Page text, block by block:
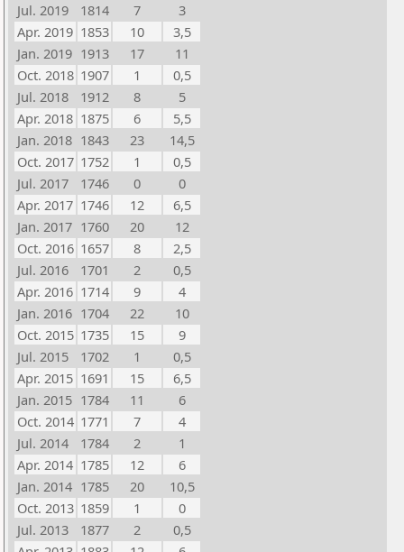
Jul. 2019
1814 7
3
Apr. 2019 1853 10
3,5
Jan. 2019 1913 17
11
Oct. 2018 1907 1
0,5
Jul. 2018
1912 8
5
Apr. 2018 1875 6
5,5
Jan. 2018 1843 23
14,5
Oct. 2017 1752 1
0,5
Jul. 2017
1746 0
0
Apr. 2017 1746 12
6,5
Jan. 2017 1760 20
12
Oct. 2016 1657 8
2,5
Jul. 2016
1701 2
0,5
Apr. 2016 1714 9
4
Jan. 2016 1704 22
10
Oct. 2015 1735 15
9
Jul. 2015
1702 1
0,5
Apr. 2015 1691 15
6,5
Jan. 2015 1784 11
6
Oct. 2014 1771 7
4
Jul. 2014
1784 2
1
Apr. 2014 1785 12
6
Jan. 2014 1785 20
10,5
Oct. 2013 1859 1
0
Jul. 2013
1877 2
0,5